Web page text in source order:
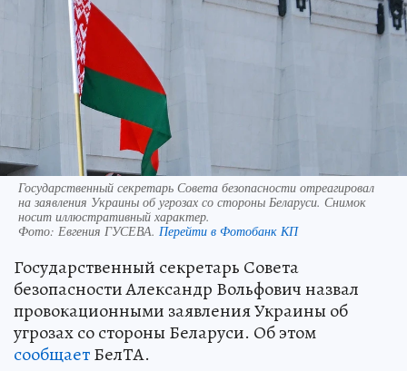
Государственный секретарь Совета безопасности отреагировал
на заявления Украины об угрозах со стороны Беларуси. Снимок
носит иллюстративный характер.
Фото: Евгения ГУСЕВА. Перейти в Фотобанк КП
Государственный секретарь Совета
безопасности Александр Вольфович назвал
провокационными заявления Украины об
угрозах со стороны Беларуси. Об этом
сообщаетБелТА.